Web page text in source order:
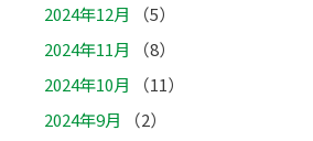
2024年12月
（5）
2024年11月
（8）
2024年10月
（11）
2024年9月
（2）